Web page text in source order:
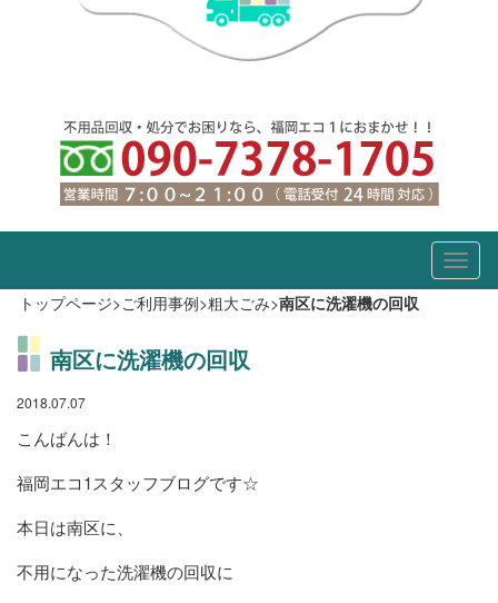
トップページ>ご利用事例>粗大ごみ>南区に洗濯機の回収
南区に洗濯機の回収
2018.07.07
こんばんは！
福岡エコ1スタッフブログです☆
本日は南区に、
不用になった洗濯機の回収に